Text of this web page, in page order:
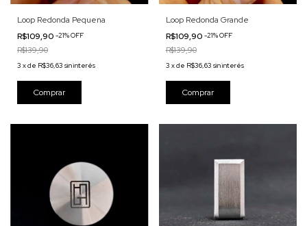
Loop Redonda Pequena
R$109,90 -21%OFF
R$139,90
3 xde R$36,63 sin interés
Loop Redonda Grande
R$109,90 -21%OFF
R$139,90
3 xde R$36,63 sin interés